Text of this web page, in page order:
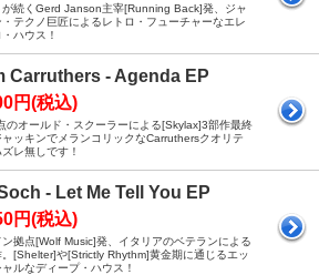
が続くGerd Janson主宰[Running Back]発、ジャ
・テクノ巨匠によるレトロ・フューチャーなエレ
ハウス！
Carruthers - Agenda EP
円(税込)
のオールド・スクーラーによる[Skylax]3部作最終
ャッキンでメランコリックなCarruthersクオリテ
ズレ無しです！
- Let Me Tell You EP
円(税込)
ン拠点[Wolf Music]発、イタリアのベテランによる
。[Shelter]や[Strictly Rhythm]黄金期に通じるエッ
ルなディープ・ハウス！